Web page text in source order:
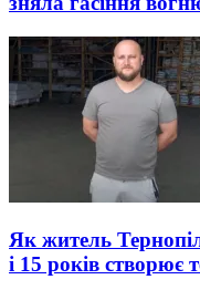
Як житель
і 15 років створює